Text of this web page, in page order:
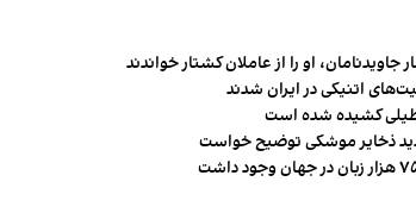
او را از عاملان کشتار خواندند
اتنیکی در ایران شدند
کشیده شده است
ذخایر موشکی توضیح خواست